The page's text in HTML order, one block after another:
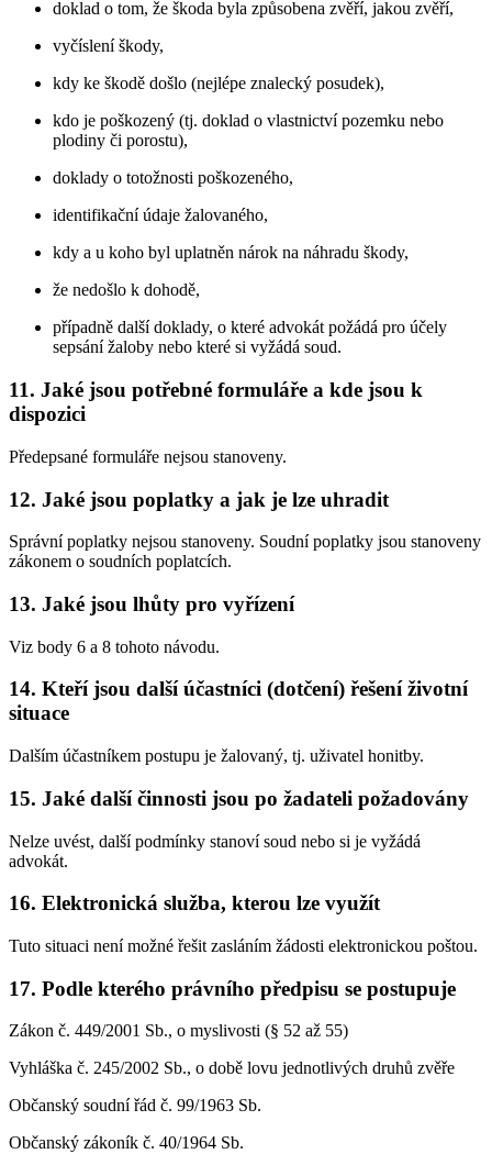
doklad o tom, že škoda byla způsobena zvěří, jakou zvěří,
vyčíslení škody,
kdy ke škodě došlo (nejlépe znalecký posudek),
kdo je poškozený (tj. doklad o vlastnictví pozemku nebo
plodiny či porostu),
doklady o totožnosti poškozeného,
identifikační údaje žalovaného,
kdy a u koho byl uplatněn nárok na náhradu škody,
že nedošlo k dohodě,
případně další doklady, o které advokát požádá pro účely
sepsání žaloby nebo které si vyžádá soud.
11. Jaké jsou potřebné formuláře a kde jsou k
dispozici
Předepsané formuláře nejsou stanoveny.
12. Jaké jsou poplatky a jak je lze uhradit
Správní poplatky nejsou stanoveny. Soudní poplatky jsou stanoveny
zákonem o soudních poplatcích.
13. Jaké jsou lhůty pro vyřízení
Viz body 6 a 8 tohoto návodu.
14. Kteří jsou další účastníci (dotčení) řešení životní
situace
Dalším účastníkem postupu je žalovaný, tj. uživatel honitby.
15. Jaké další činnosti jsou po žadateli požadovány
Nelze uvést, další podmínky stanoví soud nebo si je vyžádá
advokát.
16. Elektronická služba, kterou lze využít
Tuto situaci není možné řešit zasláním žádosti elektronickou poštou.
17. Podle kterého právního předpisu se postupuje
Zákon č. 449/2001 Sb., o myslivosti (§ 52 až 55)
Vyhláška č. 245/2002 Sb., o době lovu jednotlivých druhů zvěře
Občanský soudní řád č. 99/1963 Sb.
Občanský zákoník č. 40/1964 Sb.